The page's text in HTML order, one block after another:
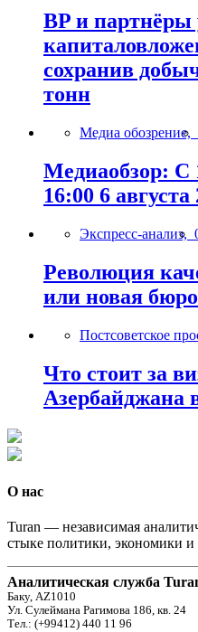
BP и партнёры
сохранив
тонн
Медиа обозрение,
Медиаобзор: С
16:00 6 августа
Экспресс-анализ,
Революция
или новая
Постсоветское
Что стоит за
Азербайджана
О нас
Turan — независимая
стыке политики, экономики и
Аналитическая служба
Баку, AZ1010
Ул. Сулеймана Рагимова 186, кв. 24
Тел.: (+99412) 440 11 96